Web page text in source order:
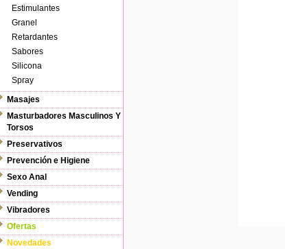
Estimulantes
Granel
Retardantes
Sabores
Silicona
Spray
Masajes
Masturbadores Masculinos Y
Torsos
Preservativos
Prevención e Higiene
Sexo Anal
Vending
Vibradores
Ofertas
Novedades